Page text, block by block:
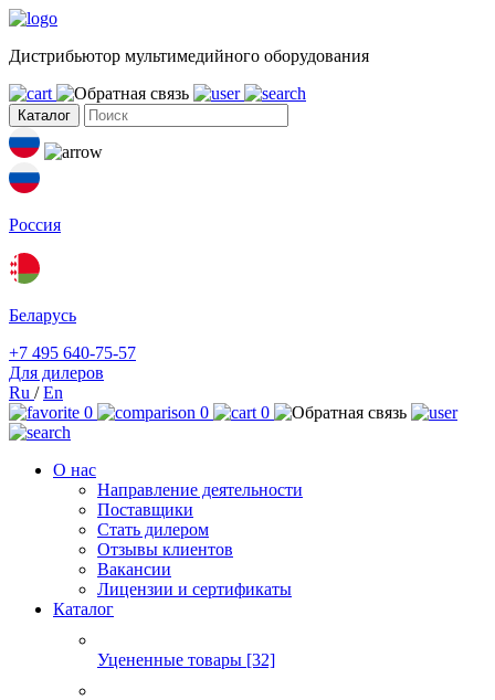
Дистрибьютор мультимедийного оборудования
Каталог
Россия
Беларусь
+7 495 640-75-57
Для дилеров
Ru /En
0
0 0
О нас
Направление деятельности
Поставщики
Стать дилером
Отзывы клиентов
Вакансии
Лицензии и сертификаты
Каталог
Уцененные товары [32]